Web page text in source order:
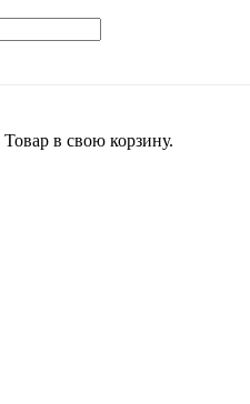
Товар в свою корзину.